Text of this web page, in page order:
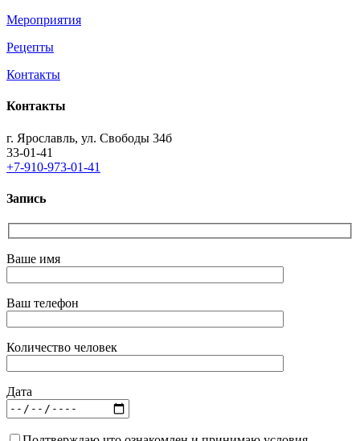
Мероприятия
Рецепты
Контакты
Контакты
г. Ярославль, ул. Свободы 34б
33-01-41
+7-910-973-01-41
Запись
Ваше имя
Ваш телефон
Количество человек
Дата